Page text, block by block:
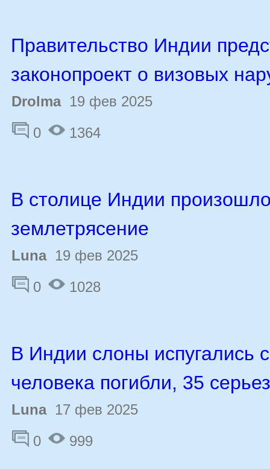
Правительство Индии
законопроект о визовых
Drolma19 фев 2025
0
1364
В столице Индии
землетрясение
Luna19 фев 2025
0
1028
В Индии слоны испугались
человека погибли, 35
Luna17 фев 2025
0
999